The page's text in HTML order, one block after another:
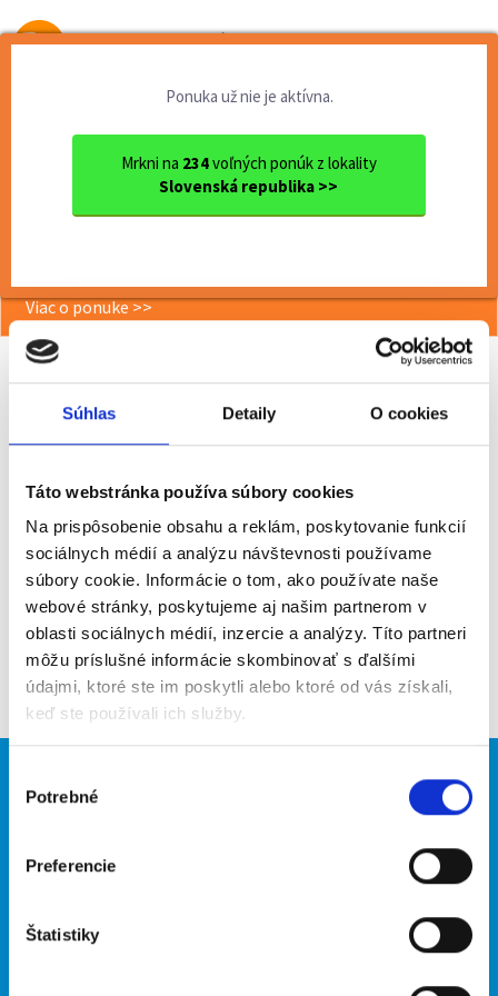
Súhlas Detaily O cookies
Táto webstránka používa súbory cookies
Na prispôsobenie obsahu a reklám, poskytovanie funkcií
sociálnych médií a analýzu návštevnosti používame
súbory cookie. Informácie o tom, ako používate naše
webové stránky, poskytujeme aj našim partnerom v
oblasti sociálnych médií, inzercie a analýzy. Títo partneri
môžu príslušné informácie skombinovať s ďalšími
údajmi, ktoré ste im poskytli alebo ktoré od vás získali,
keď ste používali ich služby.
súhlasu
Potrebné
Preferencie
Štatistiky
Od prvej brigády
Ponuka už nie je aktívna.
Mrkni na 234voľných ponúk z lokality
Slovenská republika >>
Technológ/ Procesný inžinier
<< Späť
Viac o ponuke >>
Odporučiť kamarátovi
Upozorniť na inzerát
Pridať do obľúbených
Späť
Brigádnici
Hľadané brigády
O portáli Naše ďalšie projekty